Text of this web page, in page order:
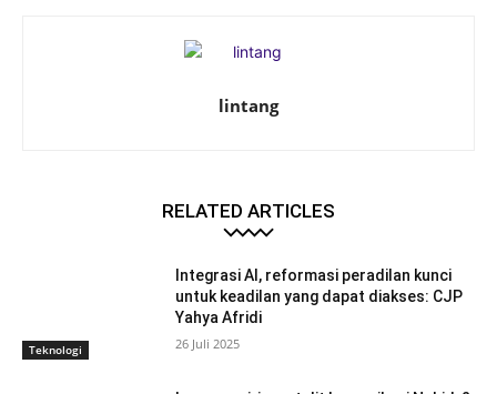
lintang
RELATED ARTICLES
Teknologi
Integrasi AI, reformasi peradilan kunci
untuk keadilan yang dapat diakses: CJP
Yahya Afridi
26 Juli 2025